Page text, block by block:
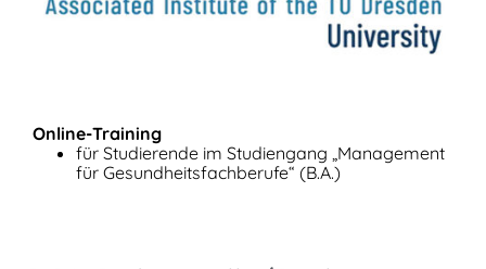
Online-Training
für Studierende im Studiengang „Management
für Gesundheitsfachberufe“ (B.A.)